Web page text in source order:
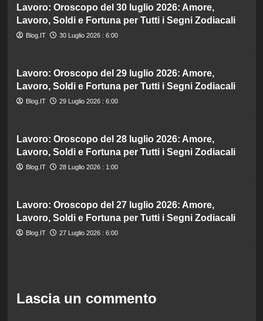
Lavoro: Oroscopo del 30 luglio 2026: Amore,
Lavoro, Soldi e Fortuna per Tutti i Segni Zodiacali
Blog.IT 30 Luglio 2026 : 6:00
Lavoro: Oroscopo del 29 luglio 2026: Amore,
Lavoro, Soldi e Fortuna per Tutti i Segni Zodiacali
Blog.IT 29 Luglio 2026 : 6:00
Lavoro: Oroscopo del 28 luglio 2026: Amore,
Lavoro, Soldi e Fortuna per Tutti i Segni Zodiacali
Blog.IT 28 Luglio 2026 : 1:00
Lavoro: Oroscopo del 27 luglio 2026: Amore,
Lavoro, Soldi e Fortuna per Tutti i Segni Zodiacali
Blog.IT 27 Luglio 2026 : 6:00
Lascia un commento